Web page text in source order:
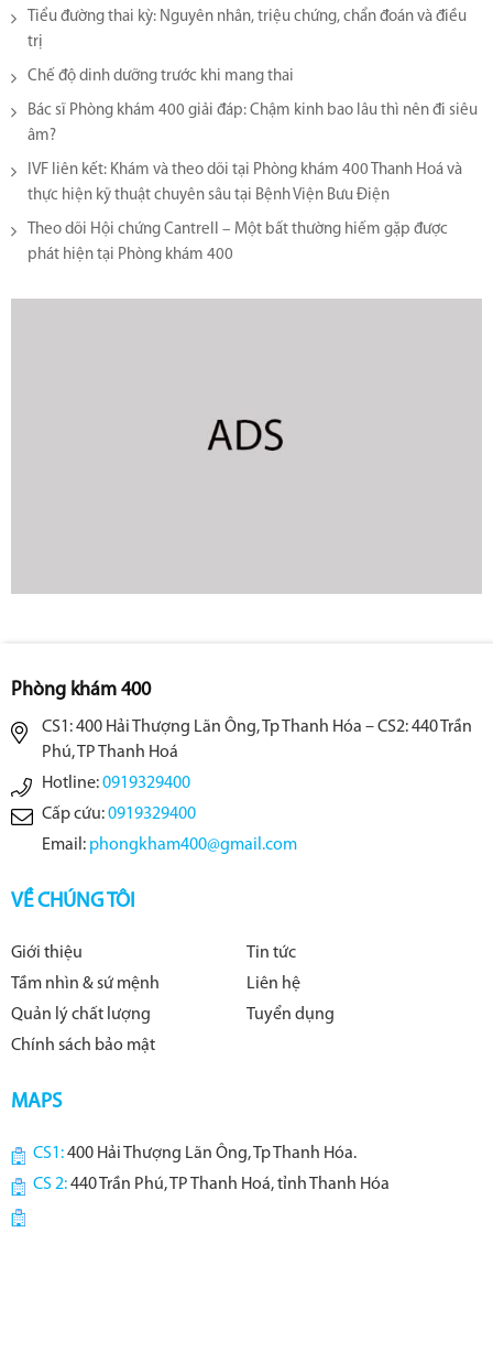
Tiểu đường thai kỳ: Nguyên nhân, triệu chứng, chẩn đoán và điều
trị
Chế độ dinh dưỡng trước khi mang thai
Bác sĩ Phòng khám 400 giải đáp: Chậm kinh bao lâu thì nên đi siêu
âm?
IVF liên kết: Khám và theo dõi tại Phòng khám 400 Thanh Hoá và
thực hiện kỹ thuật chuyên sâu tại Bệnh Viện Bưu Điện
Theo dõi Hội chứng Cantrell – Một bất thường hiếm gặp được
phát hiện tại Phòng khám 400
Phòng khám 400
CS1: 400 Hải Thượng Lãn Ông, Tp Thanh Hóa – CS2: 440 Trần
Phú, TP Thanh Hoá
Hotline:0919329400
Cấp cứu:0919329400
Email: phongkham400@gmail.com
VỀ CHÚNG TÔI
Giới thiệu
Tin tức
Tầm nhìn & sứ mệnh
Liên hệ
Quản lý chất lượng
Tuyển dụng
Chính sách bảo mật
MAPS
CS1:400 Hải Thượng Lãn Ông, Tp Thanh Hóa.
CS 2:440 Trần Phú, TP Thanh Hoá, tỉnh Thanh Hóa